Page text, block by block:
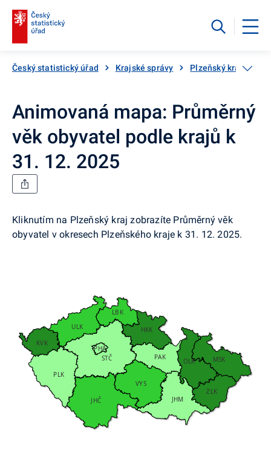
Český statistický úřad Krajské správy Plzeňský kraj
Animovaná mapa: Průměrný
věk obyvatel podle krajů k
31. 12. 2025
Kliknutím na Plzeňský kraj zobrazíte Průměrný věk
obyvatel v okresech Plzeňského kraje k 31. 12. 2025.
PHA
JHM
JHČ
VYS
KVK
HKK
LBK
OLK MSK
PAK
PLK
STČ
ULK
ZLK